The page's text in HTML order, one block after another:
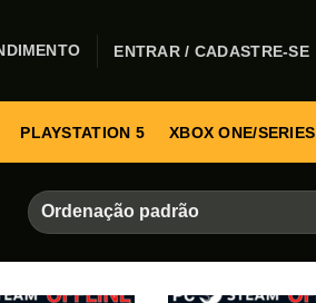
ENTRAR / CADASTRE-SE
PLAYSTATION 5 XBOX ONE/SERIES